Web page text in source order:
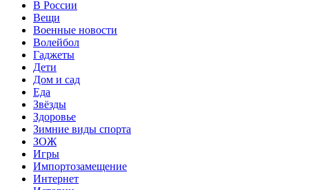
В России
Вещи
Военные новости
Волейбол
Гаджеты
Дети
Дом и сад
Еда
Звёзды
Здоровье
Зимние виды спорта
ЗОЖ
Игры
Импортозамещение
Интернет